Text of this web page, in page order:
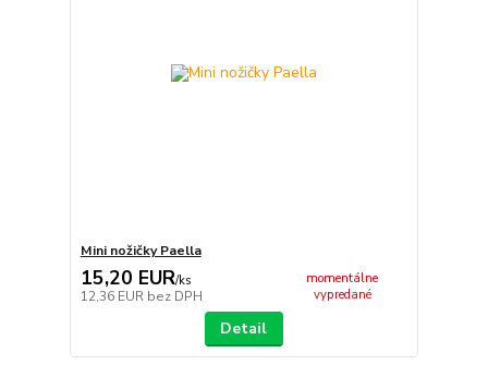
Mini nožičky Paella
15,20 EUR/ks
12,36 EUR bez DPH
momentálne
vypredané
Detail